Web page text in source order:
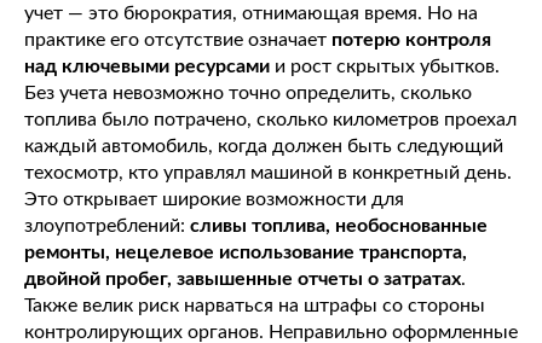
учет — это бюрократия, отнимающая время. Но на
практике его отсутствие означает потерю контроля
над ключевыми ресурсами и рост скрытых убытков.
Без учета невозможно точно определить, сколько
топлива было потрачено, сколько километров проехал
каждый автомобиль, когда должен быть следующий
техосмотр, кто управлял машиной в конкретный день.
Это открывает широкие возможности для
злоупотреблений: сливы топлива, необоснованные
ремонты, нецелевое использование транспорта,
двойной пробег, завышенные отчеты о затратах.
Также велик риск нарваться на штрафы со стороны
контролирующих органов. Неправильно оформленные